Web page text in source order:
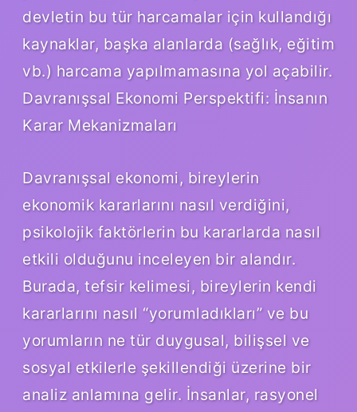
devletin bu tür harcamalar için kullandığı
kaynaklar, başka alanlarda (sağlık, eğitim
vb.) harcama yapılmamasına yol açabilir.
Davranışsal Ekonomi Perspektifi: İnsanın
Karar Mekanizmaları
Davranışsal ekonomi, bireylerin
ekonomik kararlarını nasıl verdiğini,
psikolojik faktörlerin bu kararlarda nasıl
etkili olduğunu inceleyen bir alandır.
Burada, tefsir kelimesi, bireylerin kendi
kararlarını nasıl “yorumladıkları” ve bu
yorumların ne tür duygusal, bilişsel ve
sosyal etkilerle şekillendiği üzerine bir
analiz anlamına gelir. İnsanlar, rasyonel